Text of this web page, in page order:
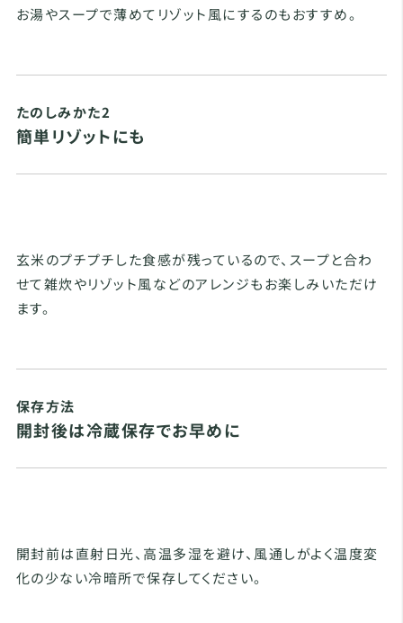
お湯やスープで薄めてリゾット風にするのもおすすめ。
たのしみかた2
簡単リゾットにも
玄米のプチプチした食感が残っているので、スープと合わ
せて雑炊やリゾット風などのアレンジもお楽しみいただけ
ます。
保存方法
開封後は冷蔵保存でお早めに
開封前は直射日光、高温多湿を避け、風通しがよく温度変
化の少ない冷暗所で保存してください。